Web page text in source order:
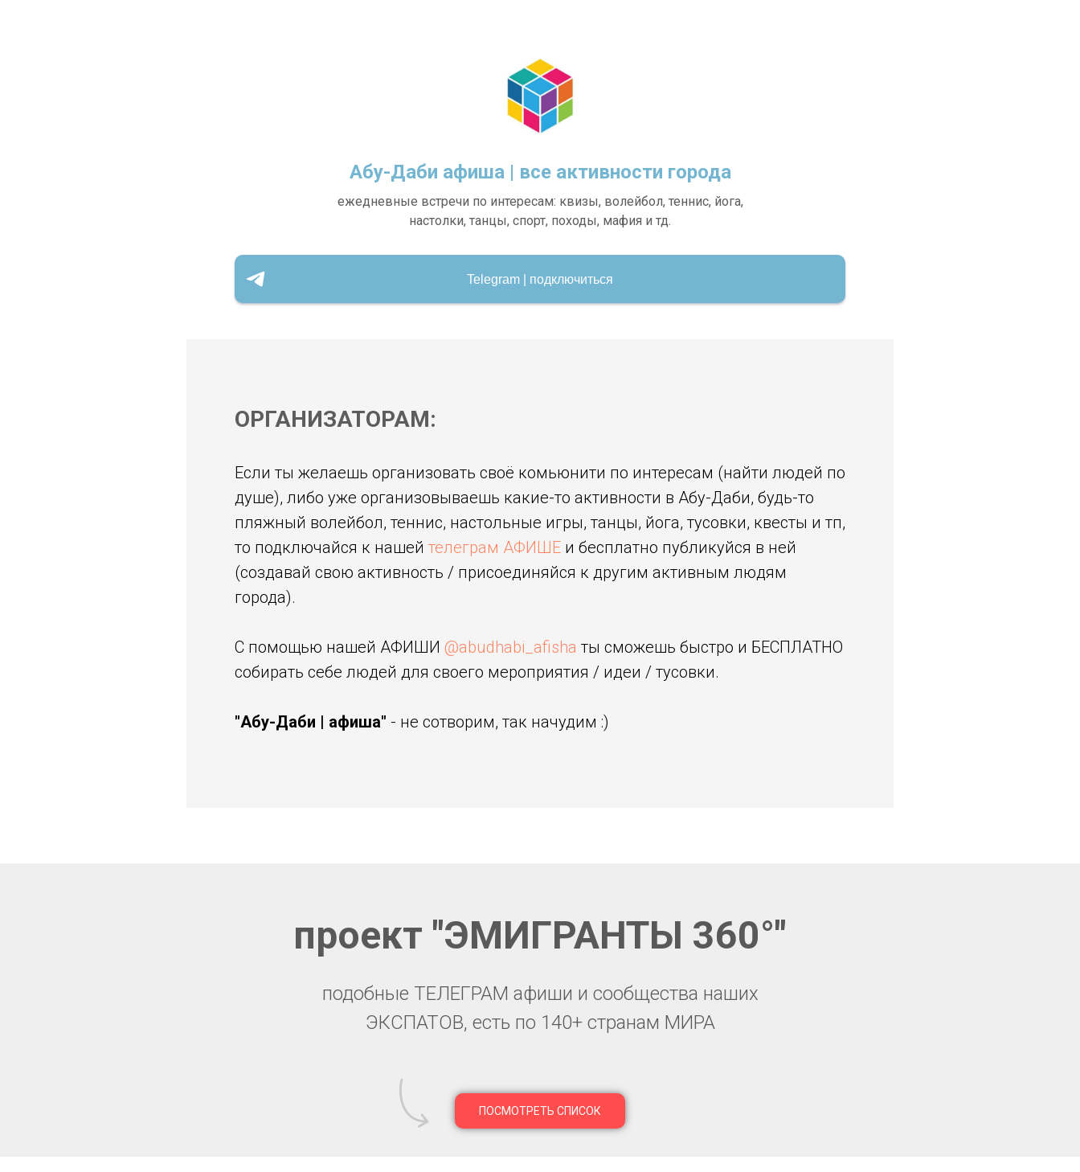
Абу-Даби афиша | все активности города
ежедневные встречи по интересам: квизы, волейбол, теннис, йога,
настолки, танцы, спорт, походы, мафия и тд.
Telegram | подключиться
ОРГАНИЗАТОРАМ:
Если ты желаешь организовать своё комьюнити по интересам (найти людей по
душе), либо уже организовываешь какие-то активности в Абу-Даби, будь-то
пляжный волейбол, теннис, настольные игры, танцы, йога, тусовки, квесты и тп,
то подключайся к нашей телеграм АФИШЕ и бесплатно публикуйся в ней
(создавай свою активность / присоединяйся к другим активным людям
города).
С помощью нашей АФИШИ @abudhabi_afisha ты сможешь быстро и БЕСПЛАТНО
собирать себе людей для своего мероприятия / идеи / тусовки.
"Абу-Даби | афиша" - не сотворим, так начудим :)
проект "ЭМИГРАНТЫ 360°"
подобные ТЕЛЕГРАМ афиши и сообщества наших
ЭКСПАТОВ, есть по 140+ странам МИРА
ПОСМОТРЕТЬ СПИСОК